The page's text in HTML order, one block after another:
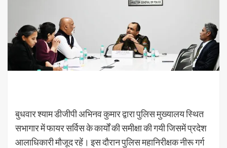
बुधवार श्याम डीजीपी अभिनव कुमार द्वारा पुलिस मुख्यालय स्थित
सभागार में फायर सर्विस के कार्यों की समीक्षा की गयी जिसमें प्रदेश
आलाधिकारी मौजूद रहें। इस दौरान पुलिस महानिरीक्षक नीरू गर्ग